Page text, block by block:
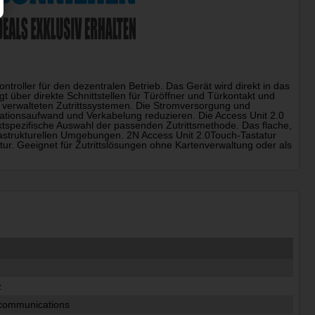
für den dezentralen Betrieb. Das Gerät wird direkt in das
über direkte Schnittstellen für Türöffner und Türkontakt und
Zutrittssystemen. Die Stromversorgung und
und Verkabelung reduzieren. Die Access Unit 2.0
Auswahl der passenden Zutrittsmethode. Das flache,
Umgebungen. 2N Access Unit 2.0Touch-Tastatur
Geeignet für Zutrittslösungen ohne Kartenverwaltung oder als